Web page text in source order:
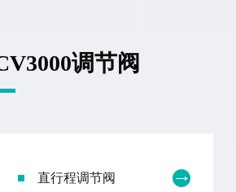
调节阀
直行程调节阀